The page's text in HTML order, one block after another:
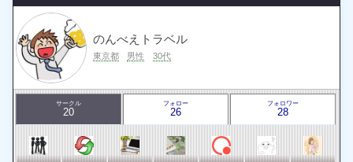
のんべえトラベル
東京都 男性 30代
サークル
20
フォロー
26
フォロワー
28